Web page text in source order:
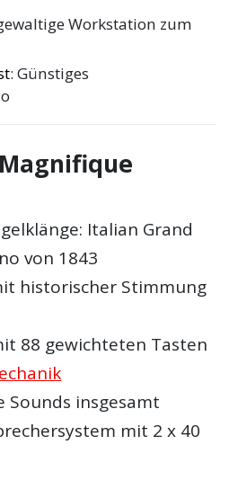
Workstation zum
: Günstiges
Italian Grand
von 1843
historischer Stimmung
88 gewichteten Tasten
Sounds insgesamt
mit 2 x 40